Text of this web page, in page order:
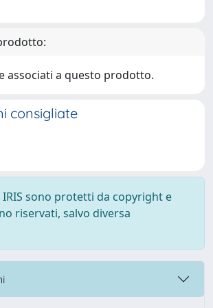
associati a questo prodotto.
consigliate
sono protetti da copyright e
riservati, salvo diversa